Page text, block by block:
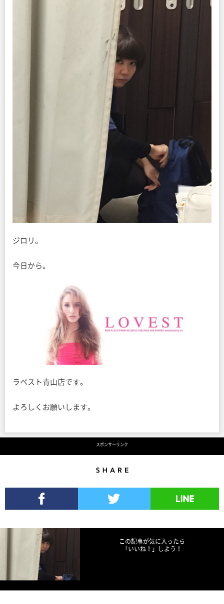
ジロリ。
今日から。
ラベスト青山店です。
よろしくお願いします。
スポンサーリンク
この記事が気に入ったら
「いいね！」しよう！